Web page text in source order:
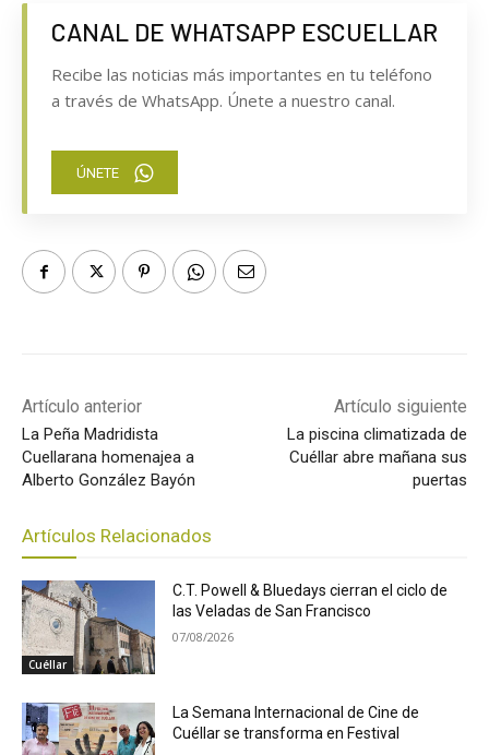
CANAL DE WHATSAPP ESCUELLAR
Recibe las noticias más importantes en tu teléfono
a través de WhatsApp. Únete a nuestro canal.
ÚNETE
Artículo anterior
La Peña Madridista
Cuellarana homenajea a
Alberto González Bayón
Artículo siguiente
La piscina climatizada de
Cuéllar abre mañana sus
puertas
Artículos Relacionados
Cuéllar
C.T. Powell & Bluedays cierran el ciclo de
las Veladas de San Francisco
07/08/2026
La Semana Internacional de Cine de
Cuéllar se transforma en Festival